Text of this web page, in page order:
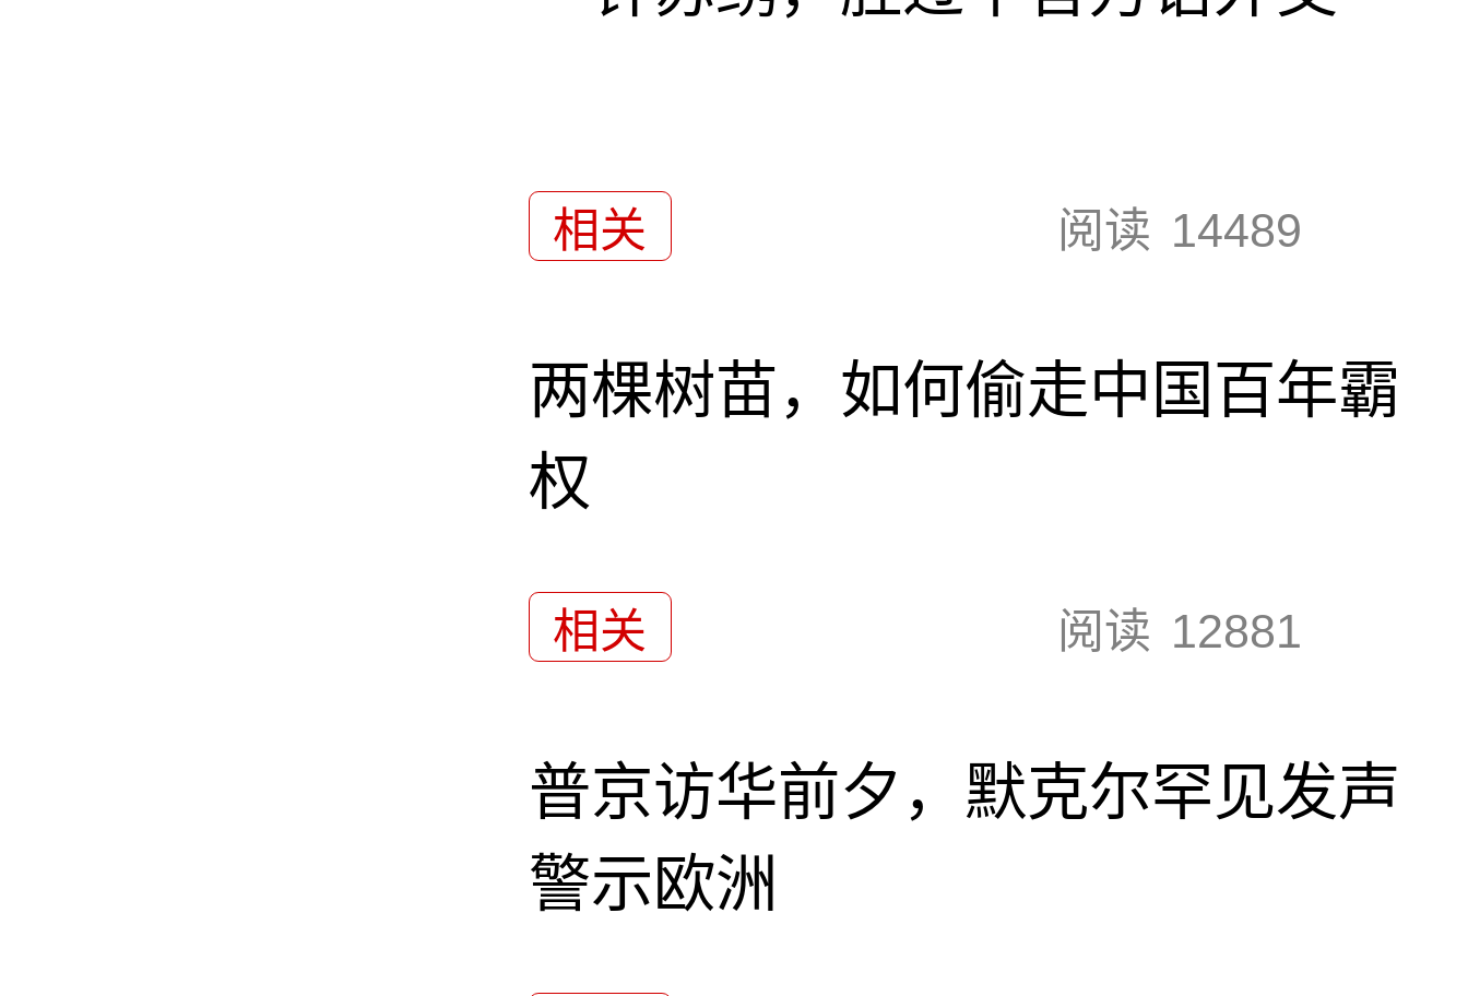
相关 阅读 14489
两棵树苗，如何偷走中国百年霸
权
相关 阅读 12881
普京访华前夕，默克尔罕见发声
警示欧洲